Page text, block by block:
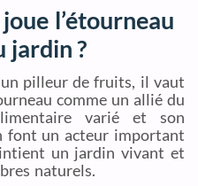
l’étourneau
jardin ?
pilleur de fruits, il vaut
comme un allié du
varié et son
font un acteur important
un jardin vivant et
naturels.